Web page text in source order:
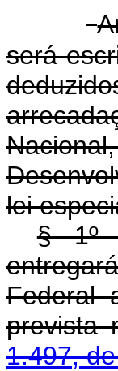
será
lei
§ 1º
Federal
1.497,